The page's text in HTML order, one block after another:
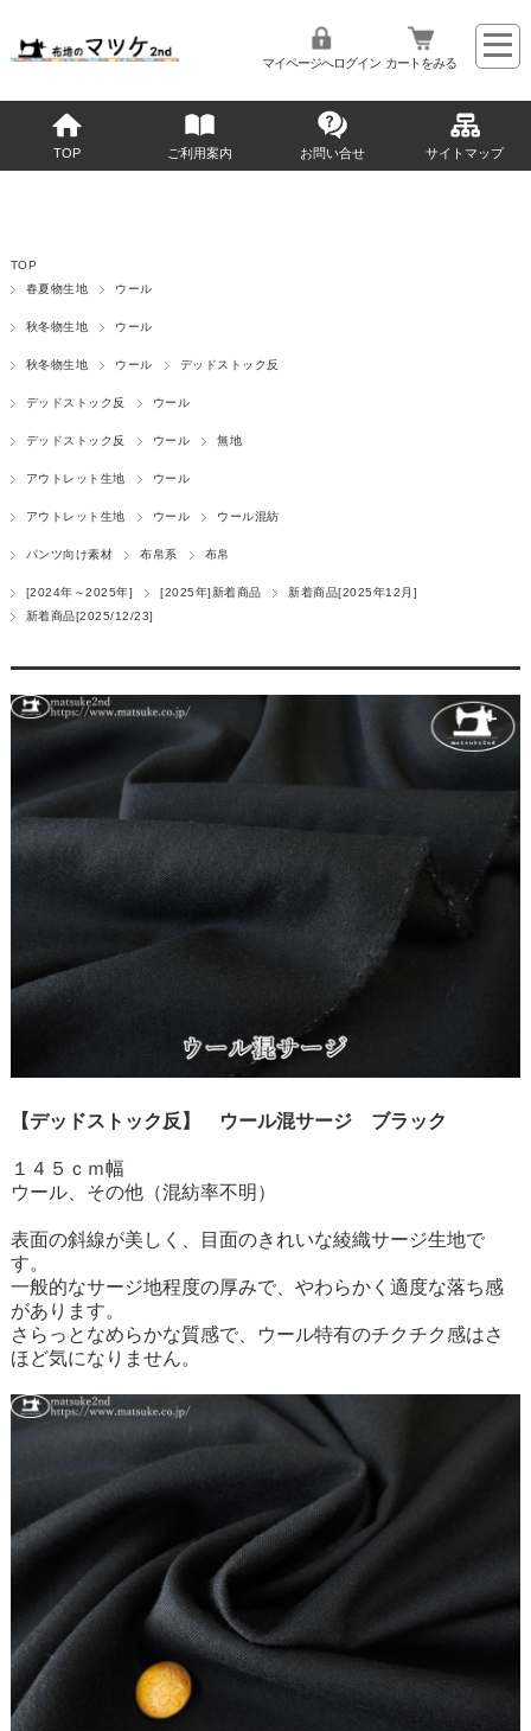
マイページへログイン カートをみる
TOP ご利用案内 お問い合せ サイトマップ
TOP
春夏物生地
ウール
秋冬物生地 ウール
秋冬物生地 ウール デッドストック反
デッドストック反 ウール
デッドストック反 ウール 無地
アウトレット生地 ウール
アウトレット生地 ウール ウール混紡
パンツ向け素材 布帛系 布帛
[2024年～2025年] [2025年]新着商品
新着商品[2025年12月]
新着商品[2025/12/23]
【デッドストック反】 ウール混サージ ブラック
１４５ｃｍ幅
ウール、その他（混紡率不明）
表面の斜線が美しく、目面のきれいな綾織サージ生地で
す。
一般的なサージ地程度の厚みで、やわらかく適度な落ち感
があります。
さらっとなめらかな質感で、ウール特有のチクチク感はさ
ほど気になりません。